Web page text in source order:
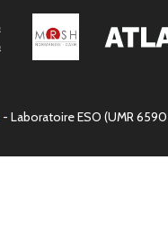
- Laboratoire ESO (UMR